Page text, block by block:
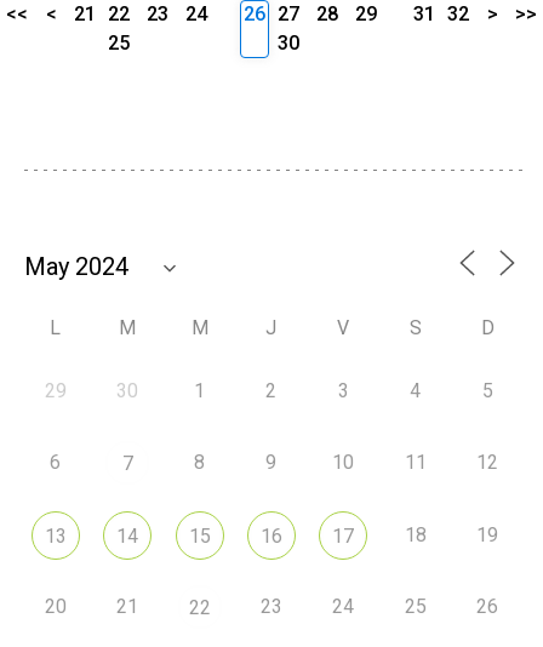
<< < 21 22 23
24
25
26 27 28
29
30
31 32 > >>
L M M J V S D
29 30 1 2 3 4 5
6 7 8 9 10 11 12
13 14 15 16 17 18 19
20 21 22 23 24 25 26